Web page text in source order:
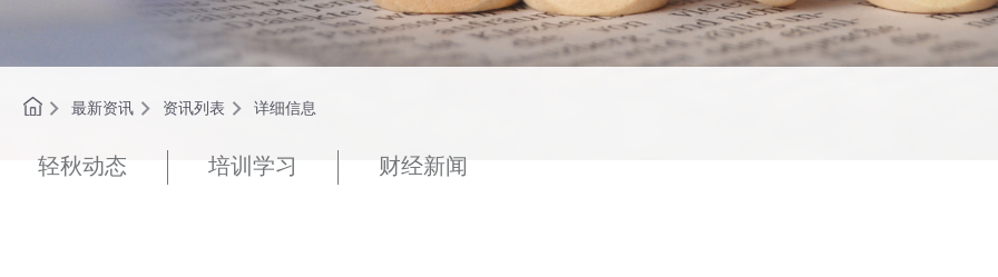
最新资讯 资讯列表 详细信息
轻秋动态 培训学习 财经新闻